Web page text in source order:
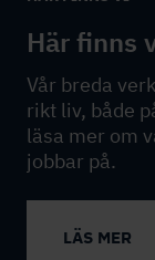
Här finns
Vår breda
rikt liv, både
läsa mer om
jobbar på.
LÄS MER